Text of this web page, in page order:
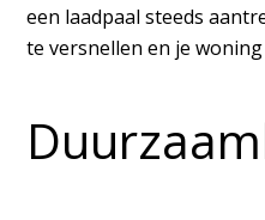
een laadpaal steeds
te versnellen en je